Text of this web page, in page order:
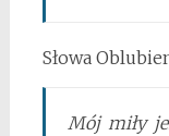
Słowa
Mój miły